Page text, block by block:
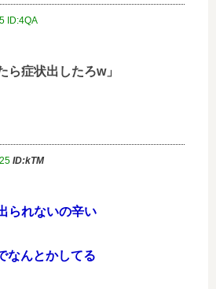
ID:4QA
ら症状出したろw」
ID:kTM
られないの辛い
なんとかしてる